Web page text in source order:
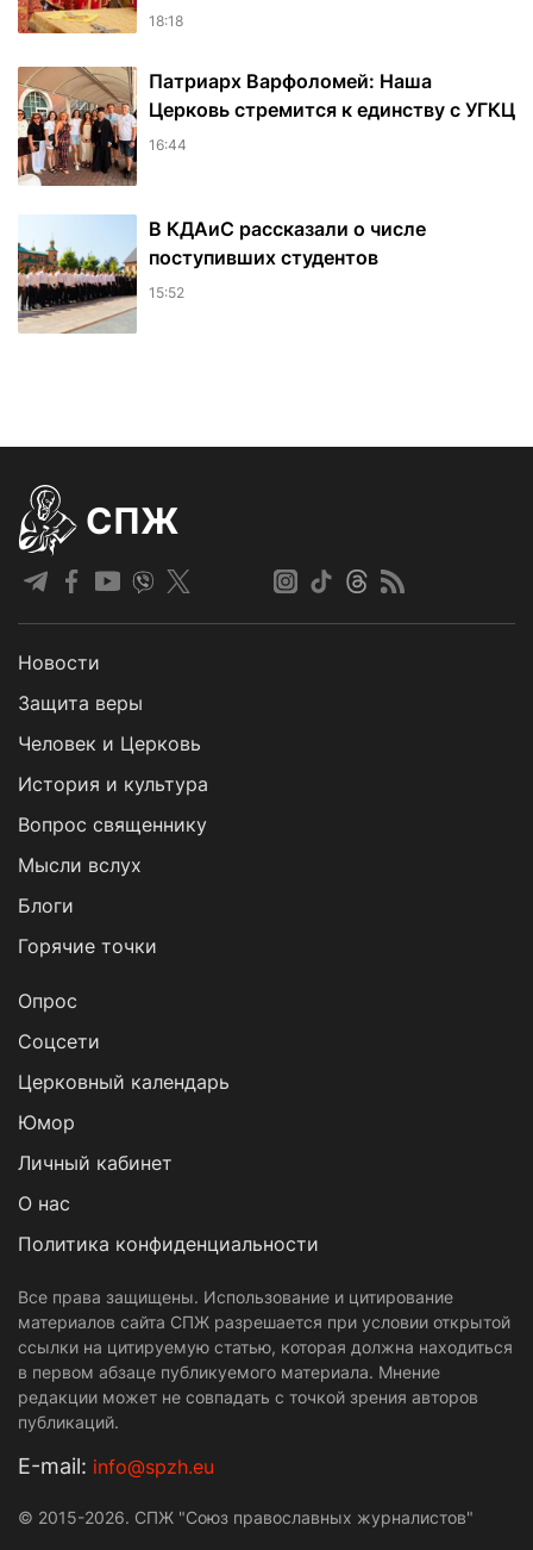
18:18
Патриарх Варфоломей: Наша
Церковь стремится к единству с УГКЦ
16:44
В КДАиС рассказали о числе
поступивших студентов
15:52
СПЖ
Новости
Защита веры
Человек и Церковь
История и культура
Вопрос священнику
Мысли вслух
Блоги
Горячие точки
Опрос
Cоцсети
Церковный календарь
Юмор
Личный кабинет
О нас
Политика конфиденциальности
Все права защищены. Использование и цитирование
материалов сайта СПЖ разрешается при условии открытой
ссылки на цитируемую статью, которая должна находиться
в первом абзаце публикуемого материала. Мнение
редакции может не совпадать с точкой зрения авторов
публикаций.
Е-mail: info@spzh.eu
© 2015-2026. СПЖ "Союз православных журналистов"